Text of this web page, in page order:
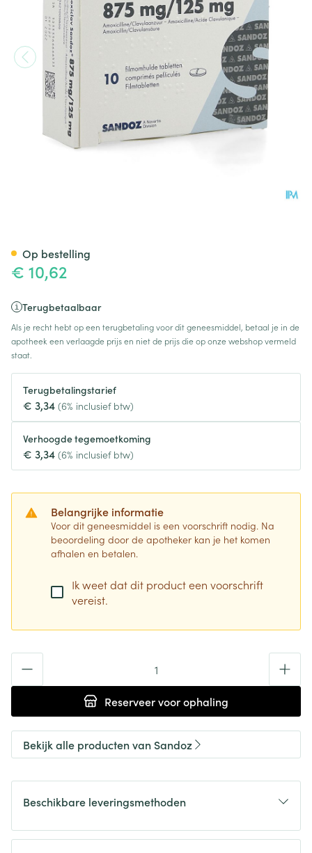
€ 10,62
Terugbetaalbaar
Als je recht hebt op een terugbetaling voor dit geneesmiddel, betaal je in de
apotheek een verlaagde prijs en niet de prijs die op onze webshop vermeld
staat.
Terugbetalingstarief
€ 3,34 (6% inclusief btw)
Verhoogde tegemoetkoming
€ 3,34 (6% inclusief btw)
Belangrijke informatie
Voor dit geneesmiddel is een voorschrift nodig. Na
beoordeling door de apotheker kan je het komen
afhalen en betalen.
Ik weet dat dit product een voorschrift
vereist.
Reserveervoor ophaling
Op bestelling
Bekijk alle producten van Sandoz
Beschikbare leveringsmethoden